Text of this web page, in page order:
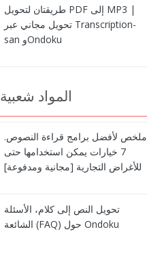
طريقتان لتحويل PDF إلى MP3 |
تحويل مجاني عبر Transcription-
san وOndoku
المواد شعبية
ملخص لأفضل برامج قراءة النصوص.
7 خيارات يمكن استخدامها حتى
للأغراض التجارية [مجانية ومدفوعة]
تحويل النص إلى كلام، الأسئلة
الشائعة (FAQ) حول Ondoku